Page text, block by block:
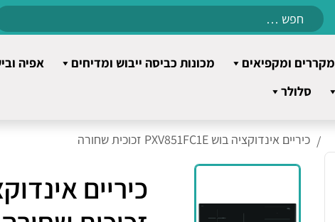
Search
מקררים ומקפיאים מכונות כביסה ייבוש ומדיחים
אפיה
סלולר
כיריים אינדוקציה בוש PXV851FC1E זכוכית שחורה